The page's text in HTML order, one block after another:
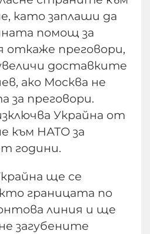
като заплаши да
помощ за
откаже преговори,
доставките
ако Москва не
за преговори.
Украйна от
към НАТО за
години.
ще се
границата по
линия и ще
загубените